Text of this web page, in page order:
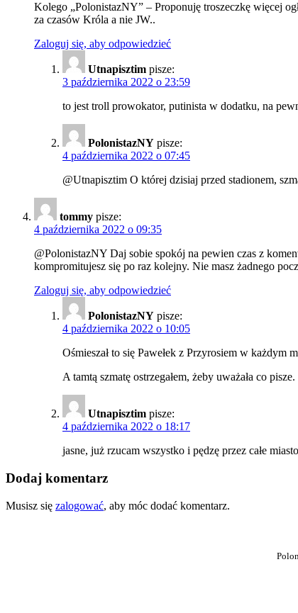
Kolego „PolonistazNY” – Proponuję troszeczkę więcej
za czasów Króla a nie JW..
Zaloguj się, aby odpowiedzieć
Utnapisztim pisze:
3 października 2022 o 23:59
to jest troll prowokator, putinista w dodatku, na
PolonistazNY pisze:
4 października 2022 o 07:45
@Utnapisztim O której dzisiaj przed stadionem,
tommy pisze:
4 października 2022 o 09:35
@PolonistazNY Daj sobie spokój na pewien czas z
kompromitujesz się po raz kolejny. Nie masz żadnego
Zaloguj się, aby odpowiedzieć
PolonistazNY pisze:
4 października 2022 o 10:05
Ośmieszał to się Pawełek z Przyrosiem w każdym
A tamtą szmatę ostrzegałem, żeby uważała co
Utnapisztim pisze:
4 października 2022 o 18:17
jasne, już rzucam wszystko i pędzę przez całe
Dodaj komentarz
Musisz się zalogować, aby móc dodać komentarz.